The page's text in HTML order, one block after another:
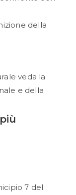
della
veda la
e della
7 del